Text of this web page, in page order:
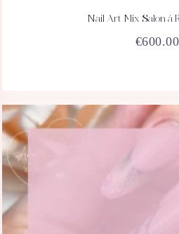
ACHETEZNail Art Mix Salon à
€600.00